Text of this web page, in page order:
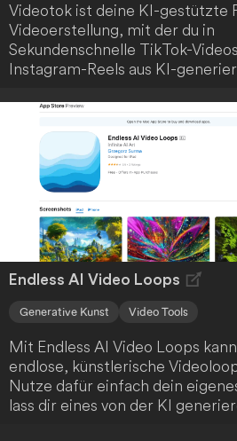
Videotok ist deine KI-gestützte
Videoerstellung, mit der du in
Sekundenschnelle TikTok-
Instagram-Reels aus KI-
professionelle
benötigen. Die Nutzung dieser
benutzerfreundlichen Plattform
und intuitiv.
Endless AI Video Loops
Generative Kunst Video Tools
Mit Endless AI Video Loops
endlose, künstlerische
Nutze dafür einfach dein
lass dir eines von der KI